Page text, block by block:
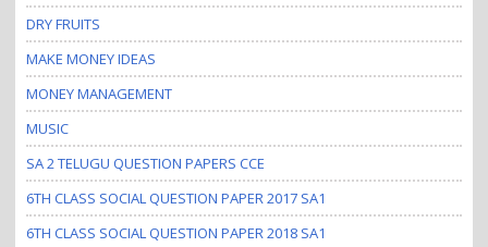
DRY FRUITS
MAKE MONEY IDEAS
MONEY MANAGEMENT
MUSIC
SA 2 TELUGU QUESTION PAPERS CCE
6TH CLASS SOCIAL QUESTION PAPER 2017 SA1
6TH CLASS SOCIAL QUESTION PAPER 2018 SA1